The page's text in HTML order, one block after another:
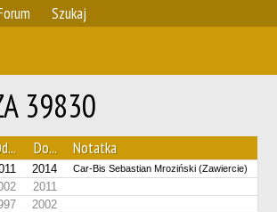
Szukaj
39830
Do... Notatka
2014 Car-Bis Sebastian Mroziński (Zawiercie)
2011
2002